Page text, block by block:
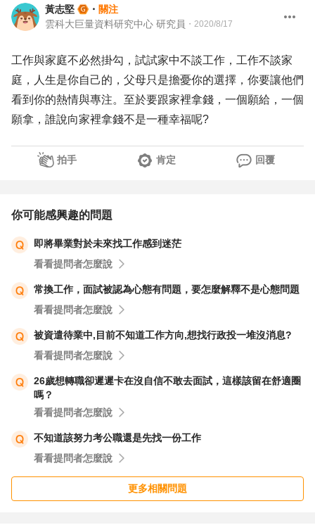
黃志堅 ・ 關注
雲科大巨量資料研究中心 研究員 ・ 2020/8/17
工作與家庭不必然掛勾，試試家中不談工作，工作不談家
庭，人生是你自己的，父母只是擔憂你的選擇，你要讓他們
看到你的熱情與專注。至於要跟家裡拿錢，一個願給，一個
願拿，誰說向家裡拿錢不是一種幸福呢?
拍手 肯定 回覆
你可能感興趣的問題
即將畢業對於未來找工作感到迷茫
看看提問者怎麼說
常換工作，面試被認為心態有問題，要怎麼解釋不是心態問題
看看提問者怎麼說
被資遣待業中,目前不知道工作方向,想找行政投一堆沒消息?
看看提問者怎麼說
26歲想轉職卻遲遲卡在沒自信不敢去面試，這樣該留在舒適圈
嗎？
看看提問者怎麼說
不知道該努力考公職還是先找一份工作
看看提問者怎麼說
更多相關問題